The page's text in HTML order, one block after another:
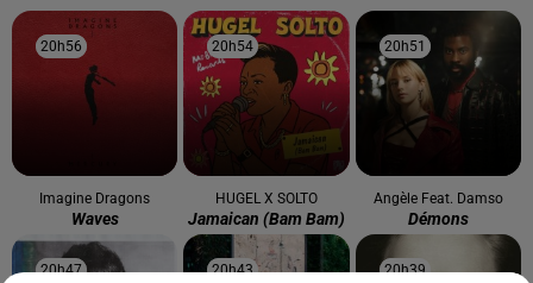
20h56
20h56
Imagine Dragons
Waves
20h54
20h54
HUGEL X SOLTO
Jamaican (bam Bam)
20h51
20h51
Angèle Feat. Damso
Démons
20h47
20h47 20h43
20h43 20h39
20h39